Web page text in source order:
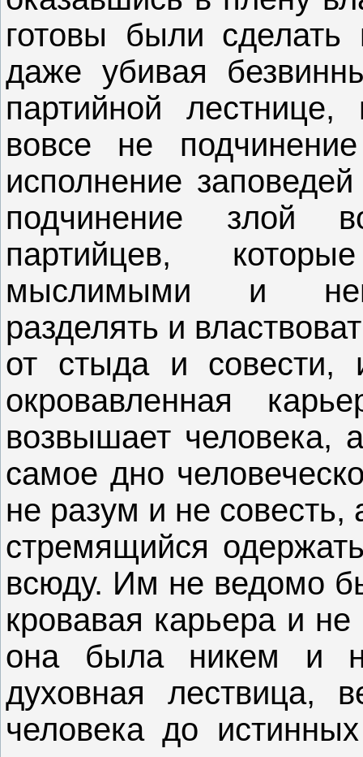
готовы были
даже убивая
партийной
вовсе не
исполнение
подчинение злой
партийцев,
мыслимыми и
разделять и
от стыда и совести,
окровавленная
возвышает человека,
самое дно
не разум и не
стремящийся
всюду. Им не ведомо
кровавая карьера и
она была никем и
духовная лествица,
человека до